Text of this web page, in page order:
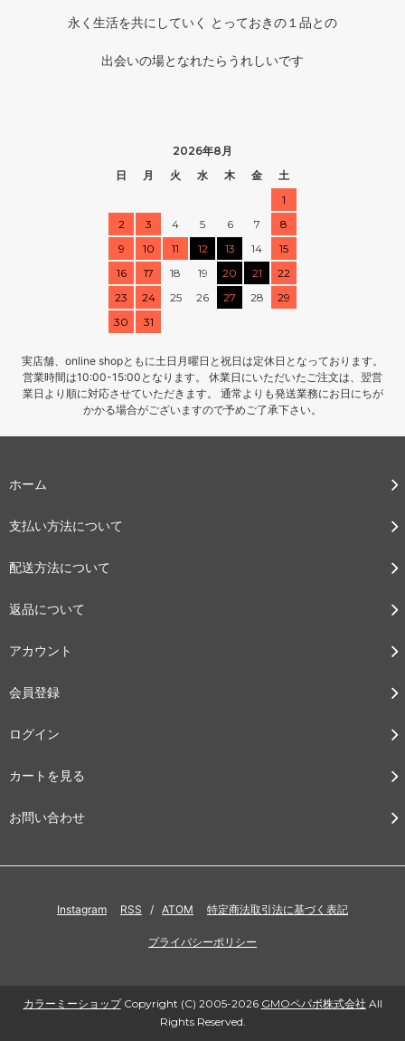
永く生活を共にしていく とっておきの１品との
出会いの場となれたらうれしいです
2026年8月
日
月 火 水 木 金
土
1
2
3 4 5 6 7
8
9
10 11 12 13 14
15
16
17 18 19 20 21
22
23
24 25 26 27 28
29
30
31
実店舗、online shopともに土日月曜日と祝日は定休日となっております。
営業時間は10:00-15:00となります。 休業日にいただいたご注文は、翌営
業日より順に対応させていただきます。 通常よりも発送業務にお日にちが
かかる場合がございますので予めご了承下さい。
ホーム
支払い方法について
配送方法について
返品について
アカウント
会員登録
ログイン
カートを見る
お問い合わせ
Instagram RSS / ATOM 特定商法取引法に基づく表記
プライバシーポリシー
カラーミーショップCopyright (C) 2005-2026 GMOペパボ株式会社 All
Rights Reserved.